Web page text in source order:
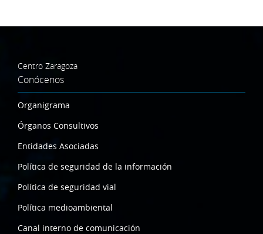
Centro Zaragoza
Conócenos
Organigrama
Órganos Consultivos
Entidades Asociadas
Política de seguridad de la información
Política de seguridad vial
Política medioambiental
Canal interno de comunicación